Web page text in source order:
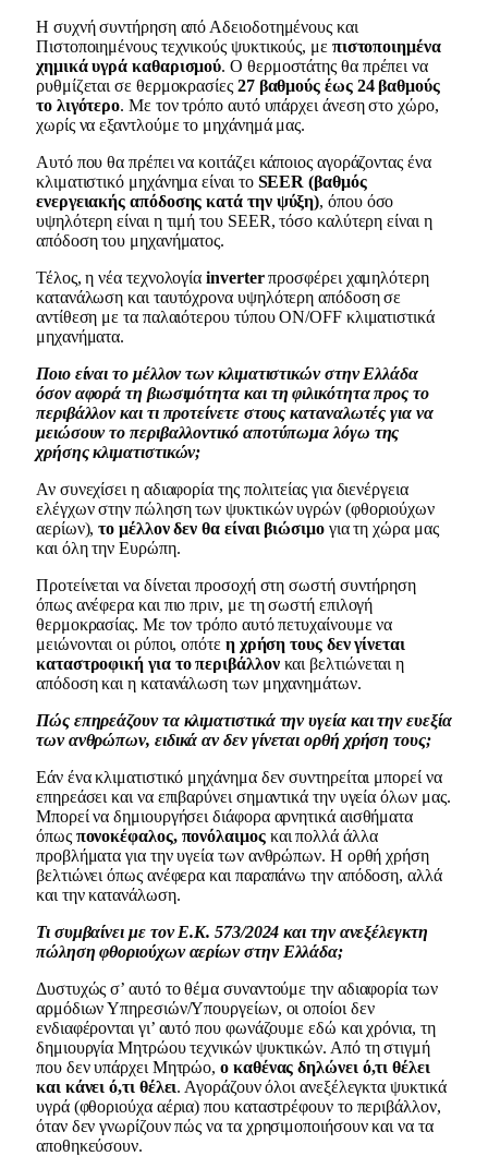
Η συχνή συντήρηση από Αδειοδοτημένους και
Πιστοποιημένους τεχνικούς ψυκτικούς, με πιστοποιημένα
χημικά υγρά καθαρισμού. Ο θερμοστάτης θα πρέπει να
ρυθμίζεται σε θερμοκρασίες27 βαθμούς έως 24 βαθμούς
το λιγότερο. Με τον τρόπο αυτό υπάρχει άνεση στο χώρο,
χωρίς να εξαντλούμε το μηχάνημά μας.
Αυτό που θα πρέπει να κοιτάζει κάποιος αγοράζοντας ένα
κλιματιστικό μηχάνημα είναι το SEER (βαθμός
ενεργειακής απόδοσης κατά την ψύξη), όπου όσο
υψηλότερη είναι η τιμή του SEER, τόσο καλύτερη είναι η
απόδοση του μηχανήματος.
Τέλος, η νέα τεχνολογίαinverterπροσφέρει χαμηλότερη
κατανάλωση και ταυτόχρονα υψηλότερη απόδοση σε
αντίθεση με τα παλαιότερου τύπου ON/OFF κλιματιστικά
μηχανήματα.
Ποιο είναι το μέλλον των κλιματιστικών στην Ελλάδα
όσον αφορά τη βιωσιμότητα και τη φιλικότητα προς το
περιβάλλον και τι προτείνετε στους καταναλωτές για να
μειώσουν το περιβαλλοντικό αποτύπωμα λόγω της
χρήσης κλιματιστικών;
Αν συνεχίσει η αδιαφορία της πολιτείας για διενέργεια
ελέγχων στην πώληση των ψυκτικών υγρών (φθοριούχων
αερίων),το μέλλον δεν θα είναι βιώσιμογια τη χώρα μας
και όλη την Ευρώπη.
Προτείνεται να δίνεται προσοχή στη σωστή συντήρηση
όπως ανέφερα και πιο πριν, με τη σωστή επιλογή
θερμοκρασίας. Με τον τρόπο αυτό πετυχαίνουμε να
μειώνονται οι ρύποι, οπότε η χρήση τους δεν γίνεται
καταστροφική για το περιβάλλονκαι βελτιώνεται η
απόδοση και η κατανάλωση των μηχανημάτων.
Πώς επηρεάζουν τα κλιματιστικά την υγεία και την ευεξία
των ανθρώπων, ειδικά αν δεν γίνεται ορθή χρήση τους;
Εάν ένα κλιματιστικό μηχάνημα δεν συντηρείται μπορεί να
επηρεάσει και να επιβαρύνει σημαντικά την υγεία όλων μας.
Μπορεί να δημιουργήσει διάφορα αρνητικά αισθήματα
όπως πονοκέφαλος, πονόλαιμοςκαι πολλά άλλα
προβλήματα για την υγεία των ανθρώπων. Η ορθή χρήση
βελτιώνει όπως ανέφερα και παραπάνω την απόδοση, αλλά
και την κατανάλωση.
Τι συμβαίνει με τον Ε.Κ. 573/2024 και την ανεξέλεγκτη
πώληση φθοριούχων αερίων στην Ελλάδα;
Δυστυχώς σ’ αυτό το θέμα συναντούμε την αδιαφορία των
αρμόδιων Υπηρεσιών/Υπουργείων, οι οποίοι δεν
ενδιαφέρονται γι’ αυτό που φωνάζουμε εδώ και χρόνια, τη
δημιουργία Μητρώου τεχνικών ψυκτικών. Από τη στιγμή
που δεν υπάρχει Μητρώο,ο καθένας δηλώνει ό,τι θέλει
και κάνει ό,τι θέλει. Αγοράζουν όλοι ανεξέλεγκτα ψυκτικά
υγρά (φθοριούχα αέρια) που καταστρέφουν το περιβάλλον,
όταν δεν γνωρίζουν πώς να τα χρησιμοποιήσουν και να τα
αποθηκεύσουν.